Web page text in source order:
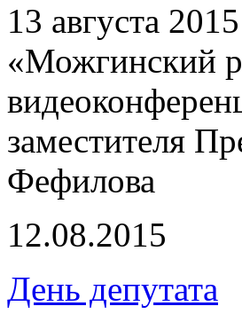
13 августа
«Можгинский
заместителя
Фефилова
12.08.2015
День депутата